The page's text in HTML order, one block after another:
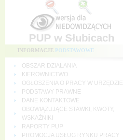
PUP w Słubicach
INFORMACJE PODSTAWOWE
OBSZAR DZIAŁANIA
KIEROWNICTWO
OGŁOSZENIA O PRACY W URZĘDZIE
PODSTAWY PRAWNE
DANE KONTAKTOWE
OBOWIĄZUJĄCE STAWKI, KWOTY,
WSKAŹNIKI
RAPORTY PUP
PROMOCJA USŁUG RYNKU PRACY